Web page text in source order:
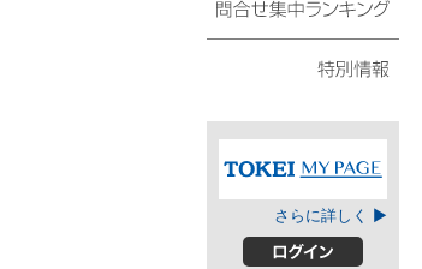
スト
TOKEIマイページ
さらに詳しく ▶